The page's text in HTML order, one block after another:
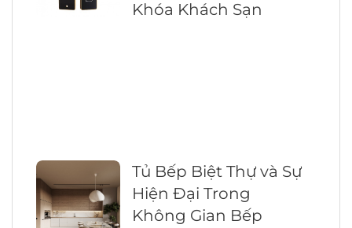
Khóa Khách Sạn
Tủ Bếp Biệt Thự và Sự
Hiện Đại Trong
Không Gian Bếp